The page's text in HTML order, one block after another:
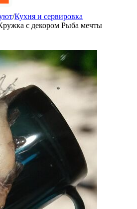
/Кухня и сервировка
с декором Рыба мечты